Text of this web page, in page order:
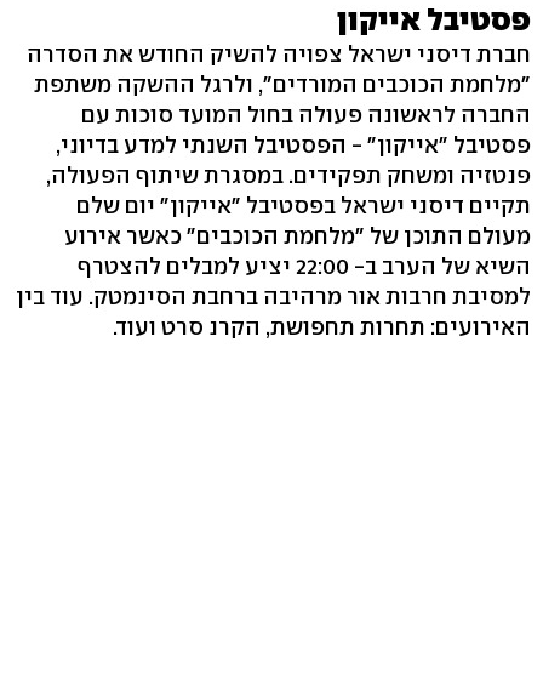
פסטיבל אייקון
חברת דיסני ישראל צפויה להשיק החודש את הסדרה
"מלחמת הכוכבים המורדים", ולרגל ההשקה משתפת
החברה לראשונה פעולה בחול המועד סוכות עם
פסטיבל "אייקון" - הפסטיבל השנתי למדע בדיוני,
פנטזיה ומשחק תפקידים. במסגרת שיתוף הפעולה,
תקיים דיסני ישראל בפסטיבל "אייקון" יום שלם
מעולם התוכן של "מלחמת הכוכבים" כאשר אירוע
השיא של הערב ב- 22:00 יציע למבלים להצטרף
למסיבת חרבות אור מרהיבה ברחבת הסינמטק. עוד בין
האירועים: תחרות תחפושת, הקרנ סרט ועוד.